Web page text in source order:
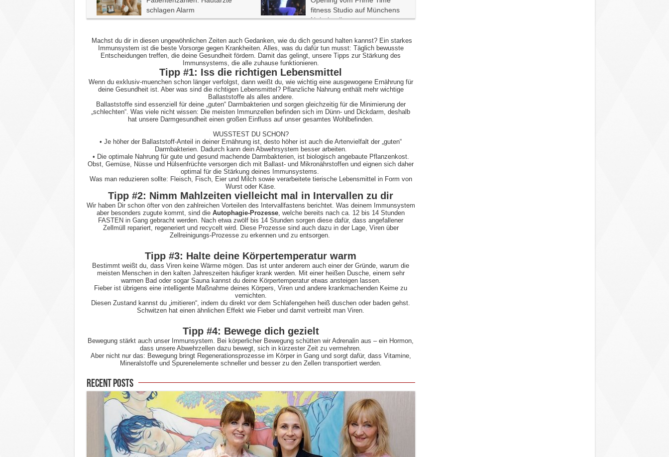
schlagen Alarm
fitness Studio auf Münchens
Nobelmeile
Machst du dir in diesen ungewöhnlichen Zeiten auch Gedanken, wie du dich gesund halten kannst? Ein starkes
Immunsystem ist die beste Vorsorge gegen Krankheiten. Alles, was du dafür tun musst: Täglich bewusste
Entscheidungen treffen, die deine Gesundheit fördern. Damit das gelingt, unsere Tipps zur Stärkung des
Immunsystems, die alle zuhause funktionieren.
Tipp #1: Iss die richtigen Lebensmittel
Wenn du exklusiv-muenchen schon länger verfolgst, dann weißt du, wie wichtig eine ausgewogene Ernährung für
deine Gesundheit ist. Aber was sind die richtigen Lebensmittel? Pflanzliche Nahrung enthält mehr wichtige
Ballaststoffe als alles andere.
Ballaststoffe sind essenziell für deine „guten“ Darmbakterien und sorgen gleichzeitig für die Minimierung der
„schlechten“. Was viele nicht wissen: Die meisten Immunzellen befinden sich im Dünn- und Dickdarm, deshalb
hat unsere Darmgesundheit einen großen Einfluss auf unser gesamtes Wohlbefinden.
WUSSTEST DU SCHON?
• Je höher der Ballaststoff-Anteil in deiner Ernährung ist, desto höher ist auch die Artenvielfalt der „guten“
Darmbakterien. Dadurch kann dein Abwehrsystem besser arbeiten.
• Die optimale Nahrung für gute und gesund machende Darmbakterien, ist biologisch angebaute Pflanzenkost.
Obst, Gemüse, Nüsse und Hülsenfrüchte versorgen dich mit Ballast- und Mikronährstoffen und eignen sich daher
optimal für die Stärkung deines Immunsystems.
Was man reduzieren sollte: Fleisch, Fisch, Eier und Milch sowie verarbeitete tierische Lebensmittel in Form von
Wurst oder Käse.
Tipp #2: Nimm Mahlzeiten vielleicht mal in Intervallen zu dir
Wir haben Dir schon öfter von den zahlreichen Vorteilen des Intervallfastens berichtet. Was deinem Immunsystem
aber besonders zugute kommt, sind die Autophagie-Prozesse, welche bereits nach ca. 12 bis 14 Stunden
FASTEN in Gang gebracht werden. Nach etwa zwölf bis 14 Stunden sorgen diese dafür, dass angefallener
Zellmüll repariert, regeneriert und recycelt wird. Diese Prozesse sind auch dazu in der Lage, Viren über
Zellreinigungs-Prozesse zu erkennen und zu entsorgen.
Tipp #3: Halte deine Körpertemperatur warm
Bestimmt weißt du, dass Viren keine Wärme mögen. Das ist unter anderem auch einer der Gründe, warum die
meisten Menschen in den kalten Jahreszeiten häufiger krank werden. Mit einer heißen Dusche, einem sehr
warmen Bad oder sogar Sauna kannst du deine Körpertemperatur etwas ansteigen lassen.
Fieber ist übrigens eine intelligente Maßnahme deines Körpers, Viren und andere krankmachenden Keime zu
vernichten.
Diesen Zustand kannst du „imitieren“, indem du direkt vor dem Schlafengehen heiß duschen oder baden gehst.
Schwitzen hat einen ähnlichen Effekt wie Fieber und damit vertreibt man Viren.
Tipp #4: Bewege dich gezielt
Bewegung stärkt auch unser Immunsystem. Bei körperlicher Bewegung schütten wir Adrenalin aus – ein Hormon,
dass unsere Abwehrzellen dazu bewegt, sich in kürzester Zeit zu vermehren.
Aber nicht nur das: Bewegung bringt Regenerationsprozesse im Körper in Gang und sorgt dafür, dass Vitamine,
Mineralstoffe und Spurenelemente schneller und besser zu den Zellen transportiert werden.
Recent Posts